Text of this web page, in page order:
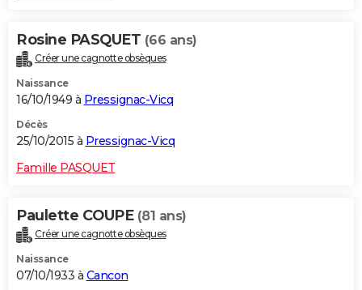
Rosine PASQUET (66 ans)
Créer une cagnotte obsèques
Naissance
16/10/1949 à Pressignac-Vicq
Décès
25/10/2015 à Pressignac-Vicq
Famille PASQUET
Paulette COUPE (81 ans)
Créer une cagnotte obsèques
Naissance
07/10/1933 à Cancon